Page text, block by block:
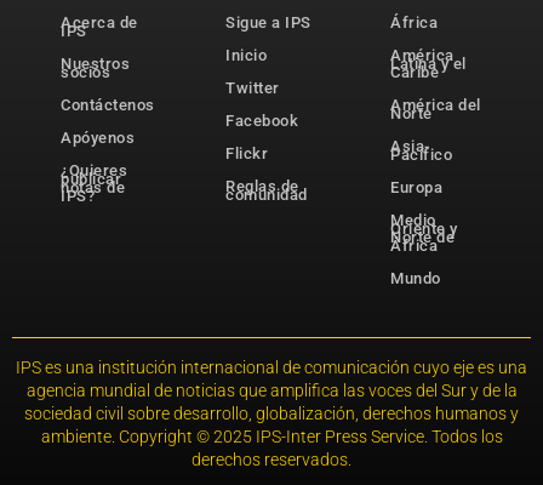
Acerca de
IPS
Nuestros
socios
Contáctenos
Apóyenos
¿Quieres
publicar
notas de
IPS?
Sigue a IPS
Inicio
Twitter
Facebook
Flickr
Reglas de
comunidad
África
América
Latina y el
Caribe
América del
Norte
Asia-
Pacífico
Europa
Medio
Oriente y
Norte de
África
Mundo
IPS es una institución internacional de comunicación cuyo eje es una
agencia mundial de noticias que amplifica las voces del Sur y de la
sociedad civil sobre desarrollo, globalización, derechos humanos y
ambiente. Copyright © 2025 IPS-Inter Press Service. Todos los
derechos reservados.